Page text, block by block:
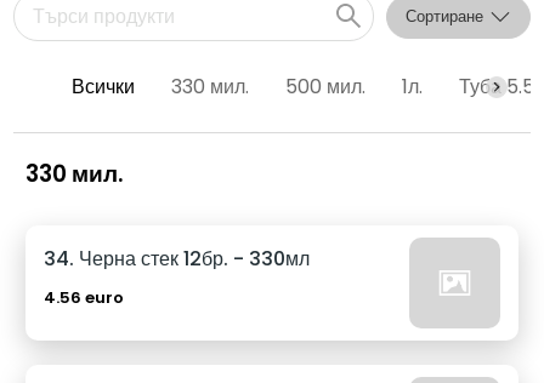
Сортиране
Всички 330 мил. 500 мил. 1л. Туба
330 мил.
34. Черна стек 12бр. - 330мл
4.56 euro